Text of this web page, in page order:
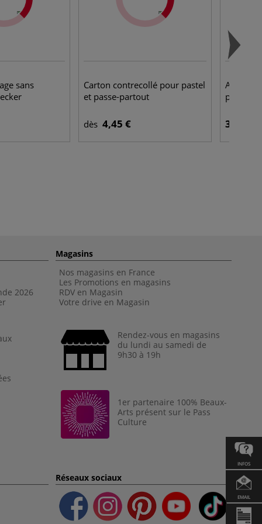
INFOS
EMAIL
sans
Carton contrecollé pour pastel
et passe-partout
dès 4,45 €
papier
34,50 €
2026
Magasins
Nos magasins en France
Les Promotions en magasins
RDV en Magasin
Votre drive en Magasin
Rendez-vous en magasins
du lundi au samedi de
9h30 à 19h
1er partenaire 100% Beaux-
Arts présent sur le Pass
Culture
Réseaux sociaux